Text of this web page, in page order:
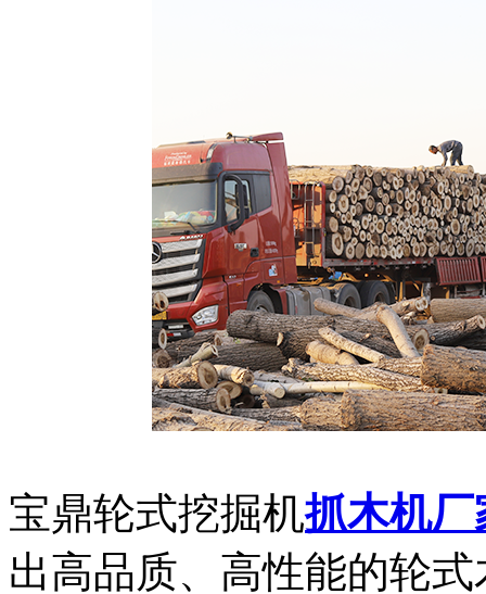
宝鼎轮式挖掘机抓木机厂
出高品质、高性能的轮